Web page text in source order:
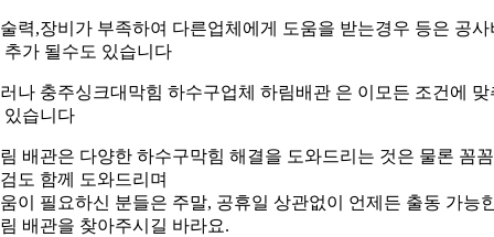
력,장비가 부족하여 다른업체에게 도움을 받는경우 등은 공사
추가 될수도 있습니다
나 충주싱크대막힘 하수구업체 하림배관 은 이모든 조건에 맞
있습니다
배관은 다양한 하수구막힘 해결을 도와드리는 것은 물론 꼼
도 함께 도와드리며
이 필요하신 분들은 주말, 공휴일 상관없이 언제든 출동 가능
배관을 찾아주시길 바라요.